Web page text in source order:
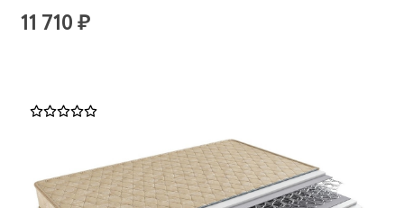
11 710 ₽